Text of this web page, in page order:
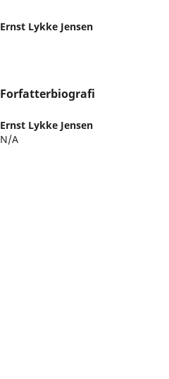
Ernst Lykke Jensen
Forfatterbiografi
Ernst Lykke Jensen
N/A